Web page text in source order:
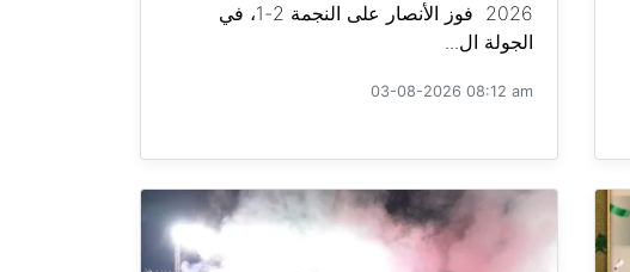
2026 فوز الأنصار على النجمة 2-1، في
الجولة ال...
03-08-2026 08:12 am